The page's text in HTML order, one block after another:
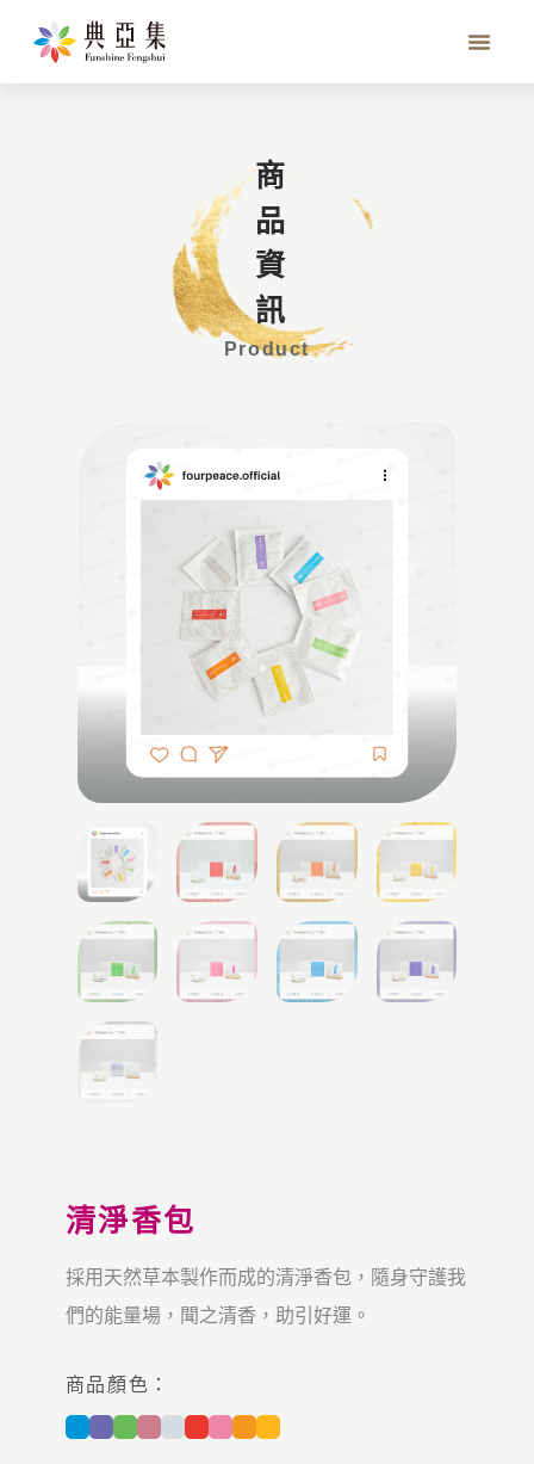
商品資訊
Product
清淨香包
採用天然草本製作而成的清淨香包，隨身守護我
們的能量場，聞之清香，助引好運。
商品顏色：